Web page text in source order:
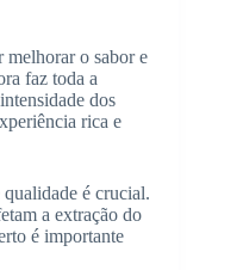
melhorar o sabor e
faz toda a
dos
rica e
é crucial.
a extração do
é importante